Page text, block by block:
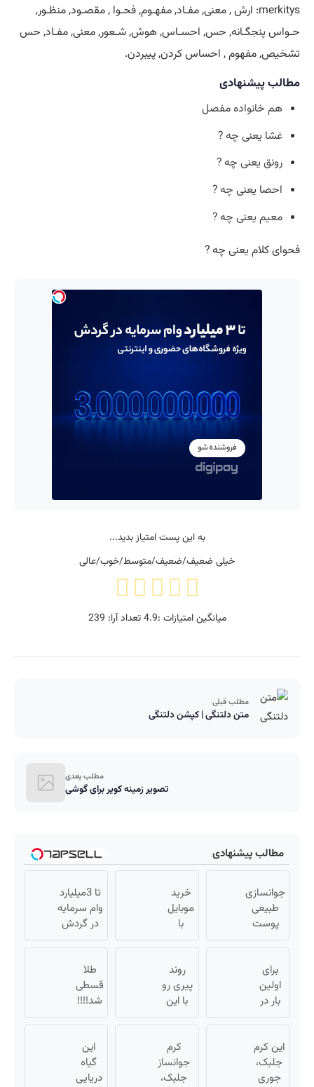
merkitys: ارش , معنی, مفـاد, مفهـوم, فحـوا , مقصـود, منظـور,
حـواس پنجگـانه, حس, احسـاس, هوش, شـعور, معنی, مفـاد, حس
تشخیص, مفهوم , احساس کردن, پیبردن.
مطالب پیشنهادی
هم خانواده مفصل
غشا یعنی چه ?
رونق یعنی چه ?
احصا یعنی چه ?
معیم یعنی چه ?
فحوای کلام یعنی چه ?
به این پست امتیاز بدید...
خیلی ضعیف/ضعیف/متوسط/خوب/عالی
میانگین امتیازات :4.9تعداد آرا: 239
مطلب قبلی
متن دلتنگی | کپشن دلتنگی
مطلب بعدی
تصویر زمینه کویر برای گوشی
مطالب پیشنهادی
جوانسازی
طبیعی
پوست
بدون
جراحی
😳! خرید
با تخفیف
ویژه
خرید
موبایل
با
اسنپ
در ۴
قسط
بدون
سود و
تا 3میلیارد
وام سرمایه
در گردش
فروشندگان
فروشگاهت
رو ثبت کن
برای
اولین
بار در
ایران
این
دکتر
کرم
روند
پیری رو
با این
روش
معکوس
کن
طلا
قسطی
شد!!!!
💰🔥
این کرم
جلبک،
جوری
کرم
جوانساز
جلبک،
این
گیاه
دریایی